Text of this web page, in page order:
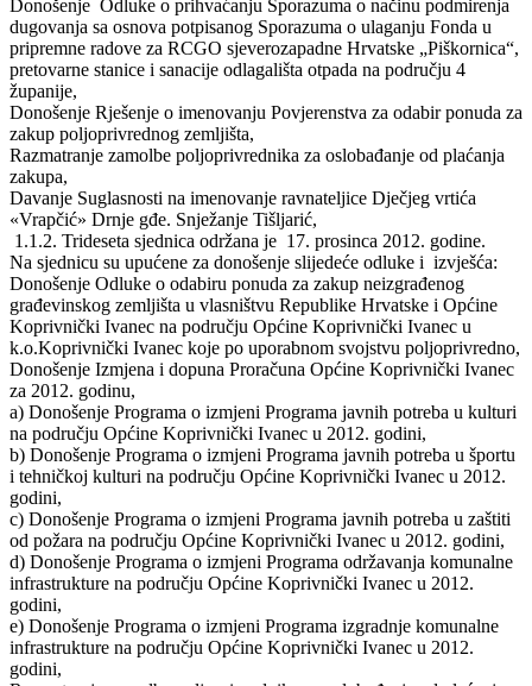
Donošenje Odluke o prihvaćanju Sporazuma o načinu podmirenja
dugovanja sa osnova potpisanog Sporazuma o ulaganju Fonda u
pripremne radove za RCGO sjeverozapadne Hrvatske „Piškornica“,
pretovarne stanice i sanacije odlagališta otpada na području 4
županije,
Donošenje Rješenje o imenovanju Povjerenstva za odabir ponuda za
zakup poljoprivrednog zemljišta,
Razmatranje zamolbe poljoprivrednika za oslobađanje od plaćanja
zakupa,
Davanje Suglasnosti na imenovanje ravnateljice Dječjeg vrtića
«Vrapčić» Drnje gđe. Snježanje Tišljarić,
1.1.2. Trideseta sjednica održana je 17. prosinca 2012. godine.
Na sjednicu su upućene za donošenje slijedeće odluke i izvješća:
Donošenje Odluke o odabiru ponuda za zakup neizgrađenog
građevinskog zemljišta u vlasništvu Republike Hrvatske i Općine
Koprivnički Ivanec na području Općine Koprivnički Ivanec u
k.o.Koprivnički Ivanec koje po uporabnom svojstvu poljoprivredno,
Donošenje Izmjena i dopuna Proračuna Općine Koprivnički Ivanec
za 2012. godinu,
a) Donošenje Programa o izmjeni Programa javnih potreba u kulturi
na području Općine Koprivnički Ivanec u 2012. godini,
b) Donošenje Programa o izmjeni Programa javnih potreba u športu
i tehničkoj kulturi na području Općine Koprivnički Ivanec u 2012.
godini,
c) Donošenje Programa o izmjeni Programa javnih potreba u zaštiti
od požara na području Općine Koprivnički Ivanec u 2012. godini,
d) Donošenje Programa o izmjeni Programa održavanja komunalne
infrastrukture na području Općine Koprivnički Ivanec u 2012.
godini,
e) Donošenje Programa o izmjeni Programa izgradnje komunalne
infrastrukture na području Općine Koprivnički Ivanec u 2012.
godini,